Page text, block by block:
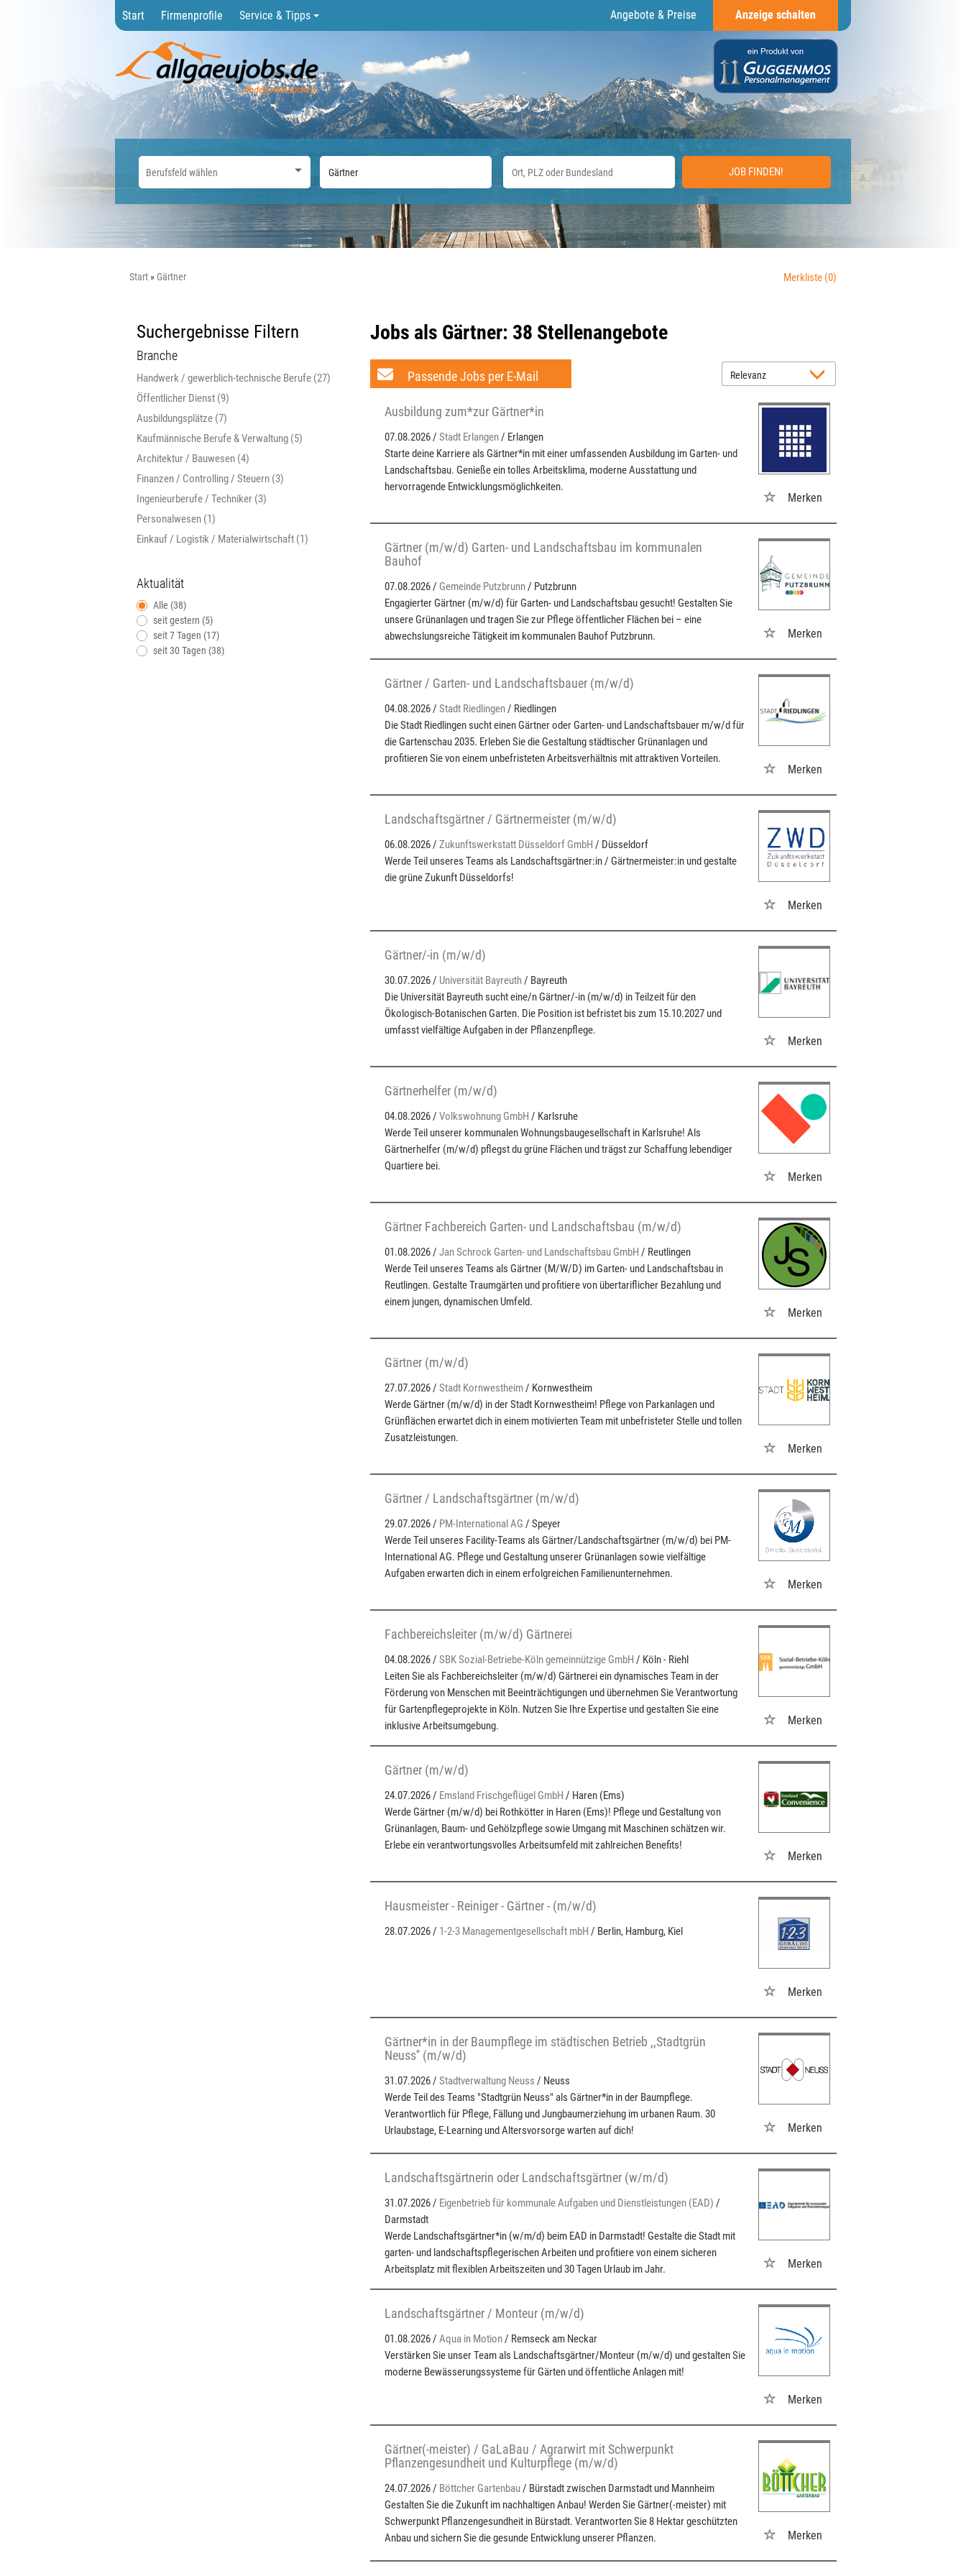
Start Firmenprofile Service & Tipps Angebote & Preise Anzeige schalten
JOB FINDEN!
Start Gärtner Merkliste (0)
Suchergebnisse Filtern
Branche
Handwerk / gewerblich-technische Berufe (27)
Öffentlicher Dienst (9)
Ausbildungsplätze (7)
Kaufmännische Berufe & Verwaltung (5)
Architektur / Bauwesen (4)
Finanzen / Controlling / Steuern (3)
Ingenieurberufe / Techniker (3)
Personalwesen (1)
Einkauf / Logistik / Materialwirtschaft (1)
Aktualität
Alle (38)
seit gestern (5)
seit 7 Tagen (17)
seit 30 Tagen (38)
Jobs als Gärtner: 38 Stellenangebote
Passende Jobs per E-Mail
Ausbildung zum*zur Gärtner*in
07.08.2026 / Stadt Erlangen/ Erlangen
Starte deine Karriere als Gärtner*in mit einer umfassenden Ausbildung im Garten- und
Landschaftsbau. Genieße ein tolles Arbeitsklima, moderne Ausstattung und
hervorragende Entwicklungsmöglichkeiten.
Merken
Gärtner (m/w/d) Garten- und Landschaftsbau im kommunalen
Bauhof
07.08.2026 / Gemeinde Putzbrunn/ Putzbrunn
Engagierter Gärtner (m/w/d) für Garten- und Landschaftsbau gesucht! Gestalten Sie
unsere Grünanlagen und tragen Sie zur Pflege öffentlicher Flächen bei – eine
abwechslungsreiche Tätigkeit im kommunalen Bauhof Putzbrunn.
Merken
Gärtner / Garten- und Landschaftsbauer (m/w/d)
04.08.2026 / Stadt Riedlingen/ Riedlingen
Die Stadt Riedlingen sucht einen Gärtner oder Garten- und Landschaftsbauer m/w/d für
die Gartenschau 2035. Erleben Sie die Gestaltung städtischer Grünanlagen und
profitieren Sie von einem unbefristeten Arbeitsverhältnis mit attraktiven Vorteilen.
Merken
Landschaftsgärtner / Gärtnermeister (m/w/d)
06.08.2026 / Zukunftswerkstatt Düsseldorf GmbH / Düsseldorf
Werde Teil unseres Teams als Landschaftsgärtner:in / Gärtnermeister:in und gestalte
die grüne Zukunft Düsseldorfs!
Merken
Gärtner/-in (m/w/d)
30.07.2026 / Universität Bayreuth/ Bayreuth
Die Universität Bayreuth sucht eine/n Gärtner/-in (m/w/d) in Teilzeit für den
Ökologisch-Botanischen Garten. Die Position ist befristet bis zum 15.10.2027 und
umfasst vielfältige Aufgaben in der Pflanzenpflege.
Merken
Gärtnerhelfer (m/w/d)
04.08.2026 / Volkswohnung GmbH / Karlsruhe
Werde Teil unserer kommunalen Wohnungsbaugesellschaft in Karlsruhe! Als
Gärtnerhelfer (m/w/d) pflegst du grüne Flächen und trägst zur Schaffung lebendiger
Quartiere bei.
Merken
Gärtner Fachbereich Garten- und Landschaftsbau (m/w/d)
01.08.2026 / Jan Schrock Garten- und Landschaftsbau GmbH / Reutlingen
Werde Teil unseres Teams als Gärtner (M/W/D) im Garten- und Landschaftsbau in
Reutlingen. Gestalte Traumgärten und profitiere von übertariflicher Bezahlung und
einem jungen, dynamischen Umfeld.
Merken
Gärtner (m/w/d)
27.07.2026 / Stadt Kornwestheim/ Kornwestheim
Werde Gärtner (m/w/d) in der Stadt Kornwestheim! Pflege von Parkanlagen und
Grünflächen erwartet dich in einem motivierten Team mit unbefristeter Stelle und tollen
Zusatzleistungen.
Merken
Gärtner / Landschaftsgärtner (m/w/d)
29.07.2026 / PM-International AG / Speyer
Werde Teil unseres Facility-Teams als Gärtner/Landschaftsgärtner (m/w/d) bei PM-
International AG. Pflege und Gestaltung unserer Grünanlagen sowie vielfältige
Aufgaben erwarten dich in einem erfolgreichen Familienunternehmen.
Merken
Fachbereichsleiter (m/w/d) Gärtnerei
04.08.2026 / SBK Sozial-Betriebe-Köln gemeinnützige GmbH / Köln - Riehl
Leiten Sie als Fachbereichsleiter (m/w/d) Gärtnerei ein dynamisches Team in der
Förderung von Menschen mit Beeinträchtigungen und übernehmen Sie Verantwortung
für Gartenpflegeprojekte in Köln. Nutzen Sie Ihre Expertise und gestalten Sie eine
inklusive Arbeitsumgebung.
Merken
Gärtner (m/w/d)
24.07.2026 / Emsland Frischgeflügel GmbH / Haren (Ems)
Werde Gärtner (m/w/d) bei Rothkötter in Haren (Ems)! Pflege und Gestaltung von
Grünanlagen, Baum- und Gehölzpflege sowie Umgang mit Maschinen schätzen wir.
Erlebe ein verantwortungsvolles Arbeitsumfeld mit zahlreichen Benefits!
Merken
Hausmeister - Reiniger - Gärtner - (m/w/d)
28.07.2026 / 1-2-3 Managementgesellschaft mbH / Berlin, Hamburg, Kiel
Merken
Gärtner*in in der Baumpflege im städtischen Betrieb ,,Stadtgrün
Neuss'' (m/w/d)
31.07.2026 / Stadtverwaltung Neuss / Neuss
Werde Teil des Teams "Stadtgrün Neuss" als Gärtner*in in der Baumpflege.
Verantwortlich für Pflege, Fällung und Jungbaumerziehung im urbanen Raum. 30
Urlaubstage, E-Learning und Altersvorsorge warten auf dich!
Merken
Landschaftsgärtnerin oder Landschaftsgärtner (w/m/d)
31.07.2026 / Eigenbetrieb für kommunale Aufgaben und Dienstleistungen (EAD) /
Darmstadt
Werde Landschaftsgärtner*in (w/m/d) beim EAD in Darmstadt! Gestalte die Stadt mit
garten- und landschaftspflegerischen Arbeiten und profitiere von einem sicheren
Arbeitsplatz mit flexiblen Arbeitszeiten und 30 Tagen Urlaub im Jahr.
Merken
Landschaftsgärtner / Monteur (m/w/d)
01.08.2026 / Aqua in Motion/ Remseck am Neckar
Verstärken Sie unser Team als Landschaftsgärtner/Monteur (m/w/d) und gestalten Sie
moderne Bewässerungssysteme für Gärten und öffentliche Anlagen mit!
Merken
Gärtner(-meister) / GaLaBau / Agrarwirt mit Schwerpunkt
Pflanzengesundheit und Kulturpflege (m/w/d)
24.07.2026 / Böttcher Gartenbau/ Bürstadt zwischen Darmstadt und Mannheim
Gestalten Sie die Zukunft im nachhaltigen Anbau! Werden Sie Gärtner(-meister) mit
Schwerpunkt Pflanzengesundheit in Bürstadt. Verantworten Sie 8 Hektar geschützten
Anbau und sichern Sie die gesunde Entwicklung unserer Pflanzen.
Merken